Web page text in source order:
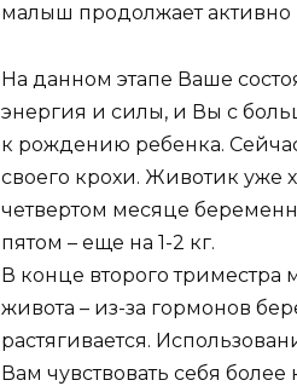
малыш продолжает активно
На данном этапе Ваше
энергия и силы, и Вы с
к рождению ребенка.
своего крохи. Животик уже
четвертом месяце
пятом – еще на 1-2 кг.
В конце второго триместра
живота – из-за гормонов
растягивается.
Вам чувствовать себя